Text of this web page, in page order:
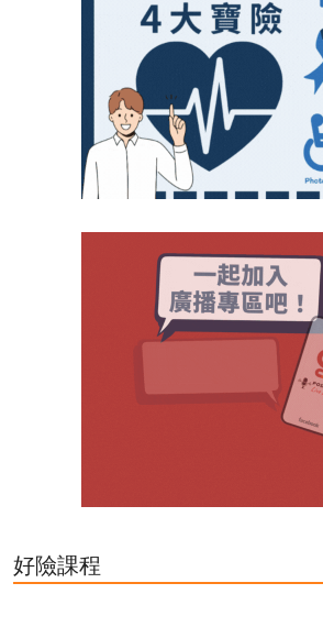
好險課程